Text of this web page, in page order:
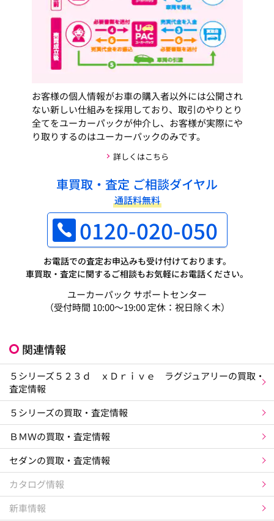
お客様の個人情報がお車の購入者以外には公開され
ない新しい仕組みを採用しており、取引のやりとり
全てをユーカーパックが仲介し、お客様が実際にや
り取りするのはユーカーパックのみです。
詳しくはこちら
車買取・査定 ご相談ダイヤル
通話料無料
0120-020-050
お電話での査定お申込みも受け付けております。
車買取・査定に関するご相談もお気軽にお電話ください。
ユーカーパック サポートセンター
（受付時間 10:00～19:00 定休：祝日除く木）
関連情報
５シリーズ５２３ｄ ｘＤｒｉｖｅ ラグジュアリーの買取・
査定情報
５シリーズの買取・査定情報
ＢＭＷの買取・査定情報
セダンの買取・査定情報
カタログ情報
新車情報